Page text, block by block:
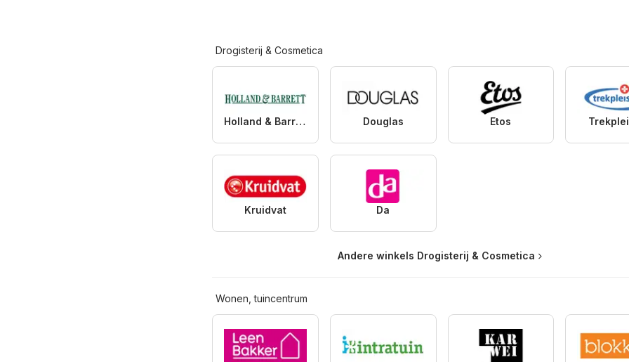
Drogisterij & Cosmetica
Holland & Barrett Douglas Etos
Kruidvat Da
Andere winkels Drogisterij & Cosmetica
Wonen, tuincentrum